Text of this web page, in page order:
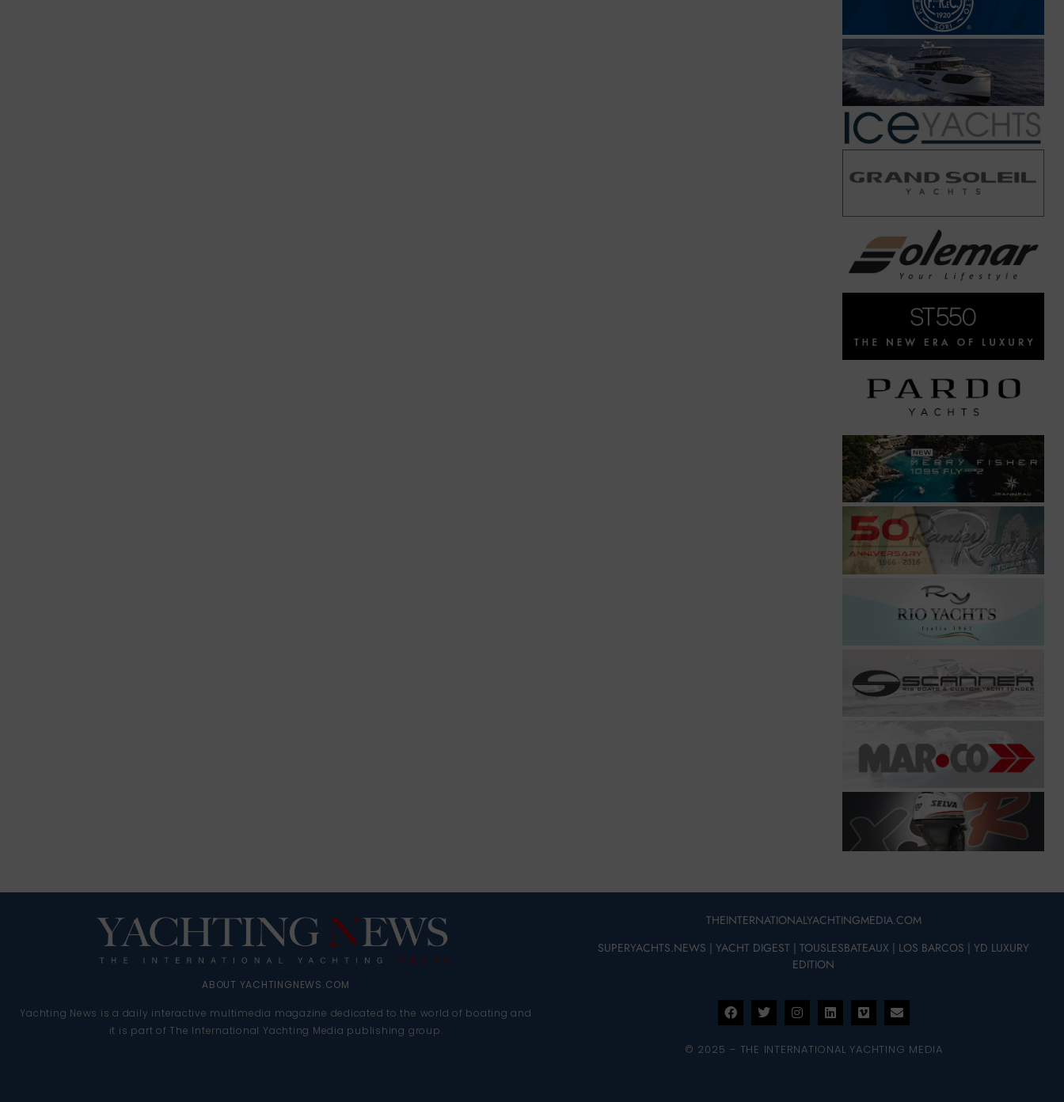
ABOUT YACHTINGNEWS.COM
Yachting News is a daily interactive multimedia magazine dedicated to the world of boating and
it is part of The International Yachting Media publishing group.
THEINTERNATIONALYACHTINGMEDIA.COM
SUPERYACHTS.NEWS |YACHT DIGEST |TOUSLESBATEAUX | LOS BARCOS |YD LUXURY
EDITION
© 2025 – THE INTERNATIONAL YACHTING MEDIA